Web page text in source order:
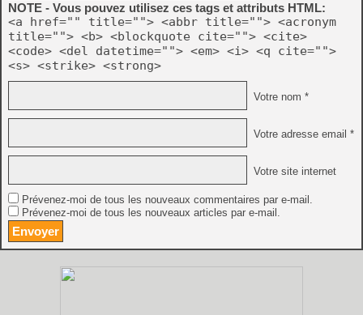
NOTE - Vous pouvez utilisez ces tags et attributs HTML:
<a href="" title=""> <abbr title=""> <acronym
title=""> <b> <blockquote cite=""> <cite>
<code> <del datetime=""> <em> <i> <q cite="">
<s> <strike> <strong>
Votre nom *
Votre adresse email *
Votre site internet
Prévenez-moi de tous les nouveaux commentaires par e-mail.
Prévenez-moi de tous les nouveaux articles par e-mail.